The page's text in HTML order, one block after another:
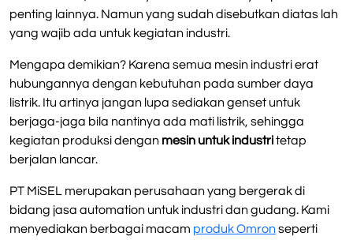
penting lainnya. Namun yang sudah disebutkan diatas lah
yang wajib ada untuk kegiatan industri.
Mengapa demikian? Karena semua mesin industri erat
hubungannya dengan kebutuhan pada sumber daya
listrik. Itu artinya jangan lupa sediakan genset untuk
berjaga-jaga bila nantinya ada mati listrik, sehingga
kegiatan produksi dengan mesin untuk industritetap
berjalan lancar.
PT MiSEL merupakan perusahaan yang bergerak di
bidang jasa automation untuk industri dan gudang. Kami
menyediakan berbagai macam produk Omron seperti